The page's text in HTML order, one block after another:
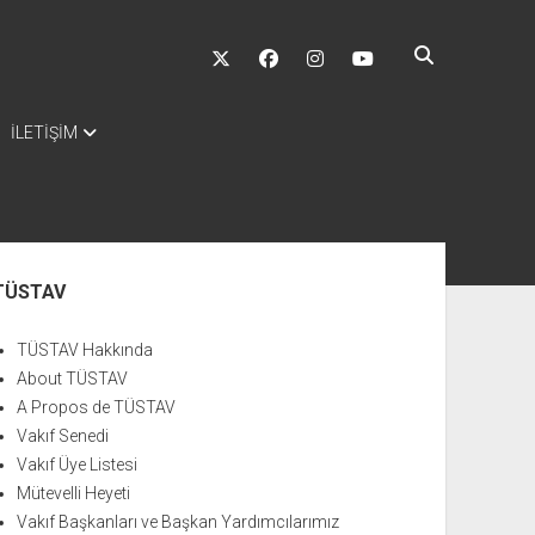
twitter facebookinstagramyoutube
İLETİŞİM
TÜSTAV Hakkında
About TÜSTAV
A Propos de TÜSTAV
Vakıf Senedi
Vakıf Üye Listesi
Mütevelli Heyeti
Vakıf Başkanları ve Başkan Yardımcılarımız